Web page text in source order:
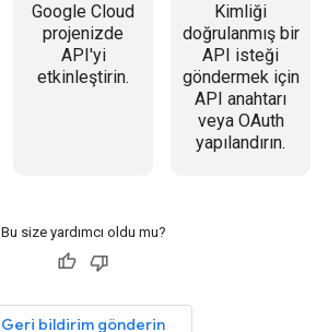
Google Cloud
projenizde
API'yi
etkinleştirin.
Kimliği
doğrulanmış bir
API isteği
göndermek için
API anahtarı
veya OAuth
yapılandırın.
Bu size yardımcı oldu mu?
Geri bildirim gönderin